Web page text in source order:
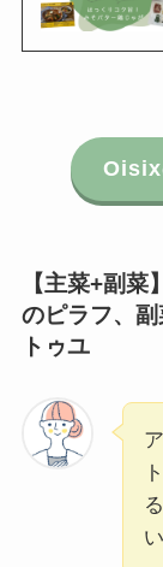
Oisix
【主菜+副
のピラフ、 副
トゥユ